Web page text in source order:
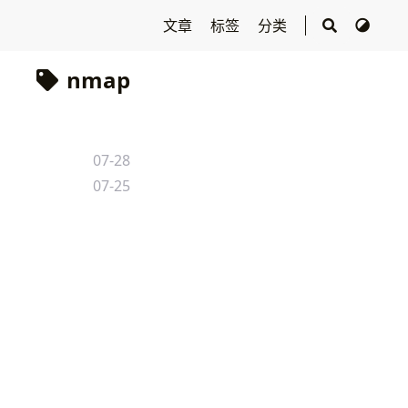
文章 标签 分类
nmap
07-28
07-25